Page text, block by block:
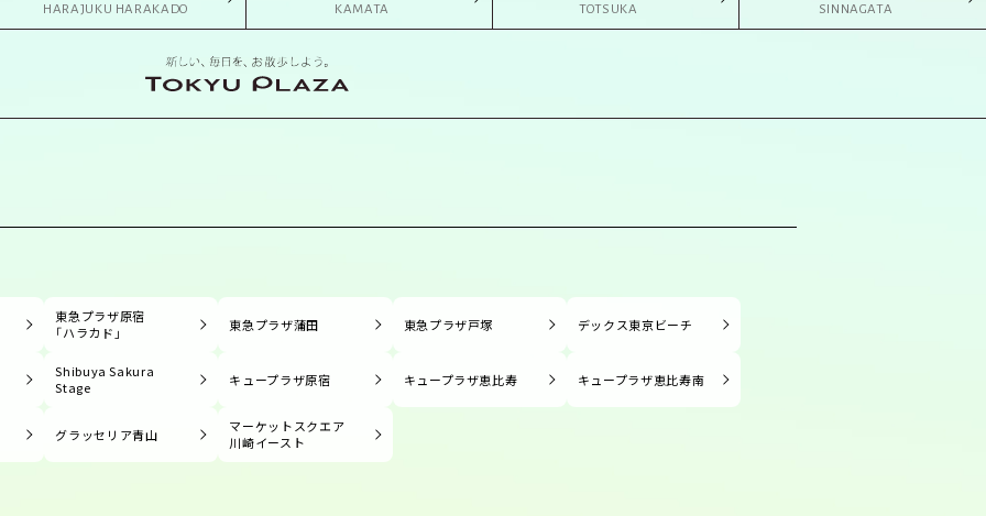
HARAJUKU HARAKADO KAMATA TOTSUKA SINNAGATA
東急プラザ原宿
「ハラカド」
東急プラザ蒲田 東急プラザ戸塚 デックス東京ビーチ
Shibuya Sakura
Stage
キュープラザ原宿 キュープラザ恵比寿 キュープラザ恵比寿南
グラッセリア青山
マーケットスクエア
川崎イースト